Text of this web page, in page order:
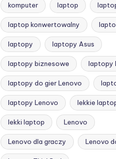
komputer laptop
laptop konwertowalny
laptopy laptopy Asus
laptopy biznesowe laptopy
laptopy do gier Lenovo
laptopy Lenovo lekkie
lekki laptop Lenovo
Lenovo dla graczy Lenovo